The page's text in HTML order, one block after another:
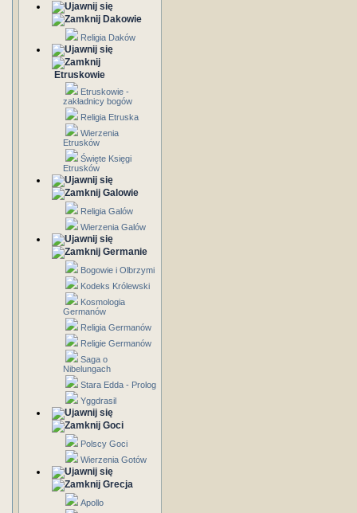
Dakowie
Religia Daków
Etruskowie
Etruskowie -
zakładnicy bogów
Religia Etruska
Wierzenia
Etrusków
Święte Księgi
Etrusków
Galowie
Religia Galów
Wierzenia Galów
Germanie
Bogowie i Olbrzymi
Kodeks Królewski
Kosmologia
Germanów
Religia Germanów
Religie Germanów
Saga o
Nibelungach
Stara Edda - Prolog
Yggdrasil
Goci
Polscy Goci
Wierzenia Gotów
Grecja
Apollo